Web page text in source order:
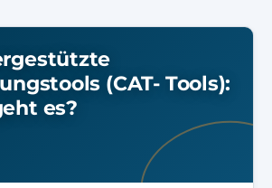
(CAT- Tools):
es?